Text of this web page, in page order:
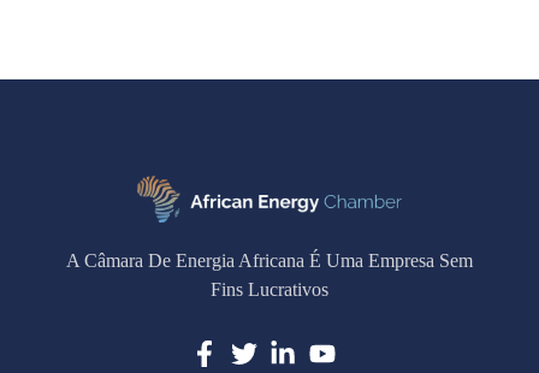
A Câmara De Energia Africana É Uma Empresa Sem
Fins Lucrativos